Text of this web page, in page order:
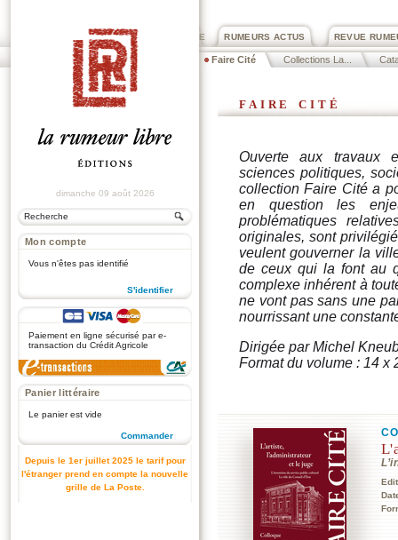
REVUE
RUMEURS ACTUS
PRIX ROGER DEXTRE
Faire Cité Collections La...
dimanche 09 août 2026
Mon compte
Vous n'êtes pas identifié
S'identifier
Paiement en ligne sécurisé par e-
transaction du Crédit Agricole
Panier littéraire
Le panier est vide
Commander
Depuis le 1er juillet 2025 le tarif pour
l'étranger prend en compte la nouvelle
grille de La Poste.
faire cité
Ouverte aux travaux
sciences politiques,
collectionFaire Citéa
en question les
problématiques
originales, sont
veulent gouverner la
de ceux qui la font au
complexe inhérent à
ne vont pas sans une
nourrissant une
Dirigée par Michel
Format du volume : 14 x